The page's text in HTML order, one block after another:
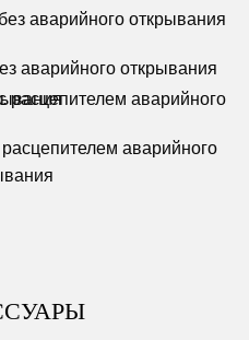
аварийного открывания
аварийного